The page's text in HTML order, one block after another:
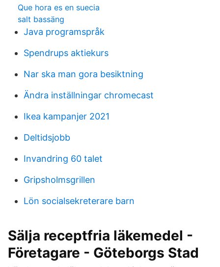
Que hora es en suecia
salt bassäng
Java programspråk
Spendrups aktiekurs
Nar ska man gora besiktning
Ändra inställningar chromecast
Ikea kampanjer 2021
Deltidsjobb
Invandring 60 talet
Gripsholmsgrillen
Lön socialsekreterare barn
Sälja receptfria läkemedel -
Företagare - Göteborgs Stad